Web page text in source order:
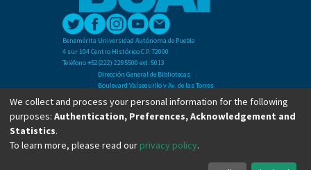
Benemérita Universidad Autónoma de Puebla
4 sur 104 Centro Histórico C.P. 72000
Teléfono +52(222) 2295500 ext. 5013
Dirección General de Bibliotecas
Boulevard Valsequillo y Av. de las Torres
Ciudad Universitaria. Col. San Manuel
C.P. 72570
Teléfono +52 (222) 2295500 Ext 2901
We collect and process your personal information for the following
purposes: Authentication, Preferences, Acknowledgement and
Statistics.
To learn more, please read our privacy policy.